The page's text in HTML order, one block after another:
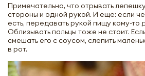
Примечательно, что отрывать
стороны и одной рукой. И еще: если
есть, передавать рукой пищу кому-то
Облизывать пальцы тоже не стоит.
смешать его с соусом, слепить
в рот.